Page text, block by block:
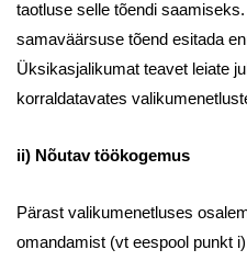
taotluse selle tõendi
samaväärsuse tõend esitada
Üksikasjalikumat teavet leiate
korraldatavates
ii) Nõutav töökogemus
Pärast valikumenetluses
omandamist (vt eespool punkt